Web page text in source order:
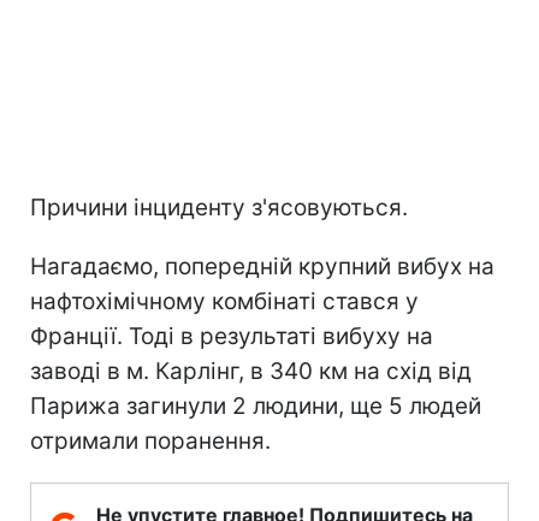
Причини інциденту з'ясовуються.
Нагадаємо, попередній крупний вибух на
нафтохімічному комбінаті стався у
Франції. Тоді в результаті вибуху на
заводі в м. Карлінг, в 340 км на схід від
Парижа загинули 2 людини, ще 5 людей
отримали поранення.
Не упустите главное! Подпишитесь на